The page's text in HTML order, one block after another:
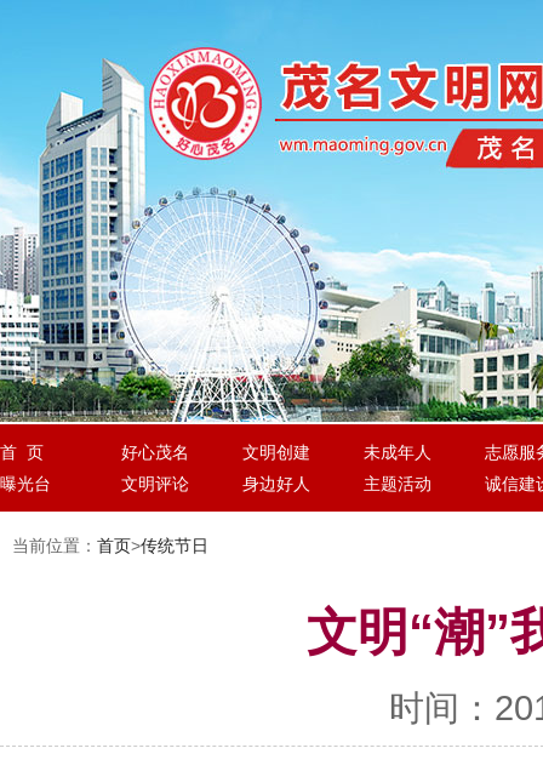
首 页 好心茂名 文明创建 未成年人
志愿服
曝光台
文明评论 身边好人 主题活动 诚信建
当前位置： 首页>传统节日
文明“潮”
时间：